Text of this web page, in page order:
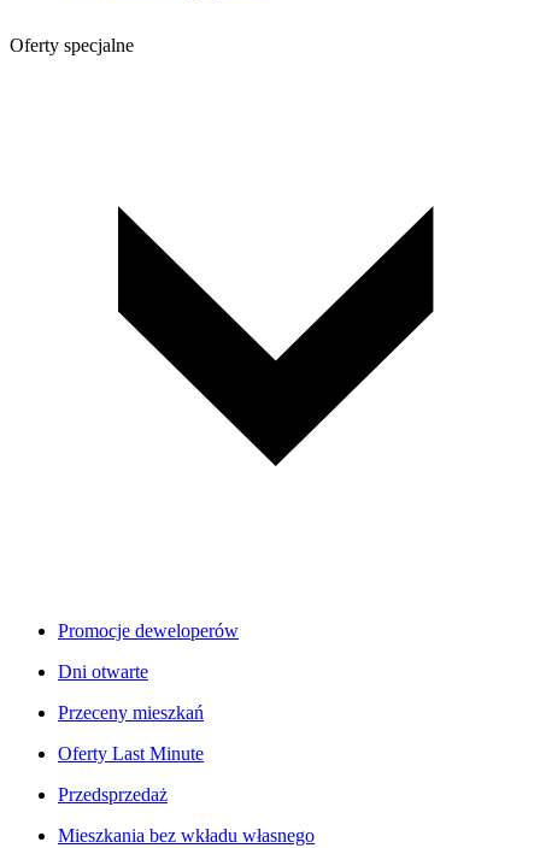
Oferty specjalne
Promocje deweloperów
Dni otwarte
Przeceny mieszkań
Oferty Last Minute
Przedsprzedaż
Mieszkania bez wkładu własnego